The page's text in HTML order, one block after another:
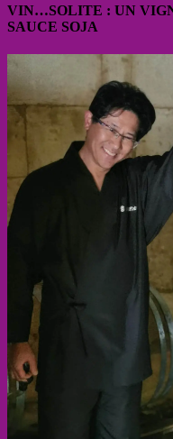
VIN…SOLITE : UN
SAUCE SOJA